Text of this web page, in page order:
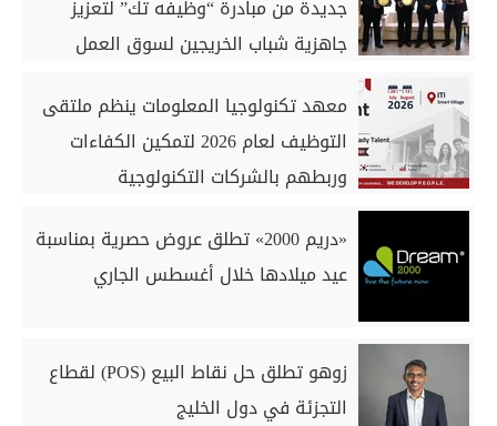
جديدة من مبادرة “وظيفه تك” لتعزيز
جاهزية شباب الخريجين لسوق العمل
معهد تكنولوجيا المعلومات ينظم ملتقى
التوظيف لعام 2026 لتمكين الكفاءات
وربطهم بالشركات التكنولوجية
«دريم 2000» تطلق عروض حصرية بمناسبة
عيد ميلادها خلال أغسطس الجاري
زوهو تطلق حل نقاط البيع (POS) لقطاع
التجزئة في دول الخليج